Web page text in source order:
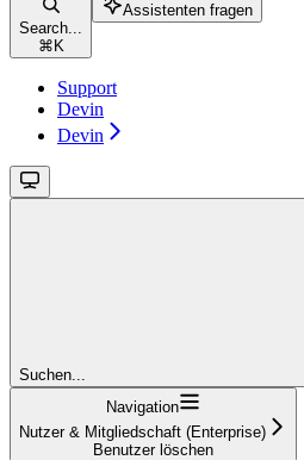
Search...
⌘ K
Assistenten fragen
Support
Devin
Devin
Suchen...
Navigation
Nutzer & Mitgliedschaft (Enterprise)
Benutzer löschen